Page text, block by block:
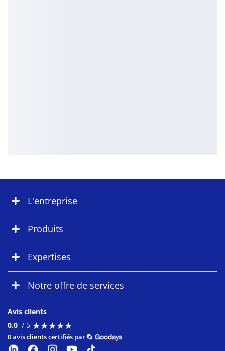
L'entreprise
Produits
Expertises
Notre offre de services
Avis clients
0.0 / 5 ★★★★★
★★★★★
0 avis clients certifiés par